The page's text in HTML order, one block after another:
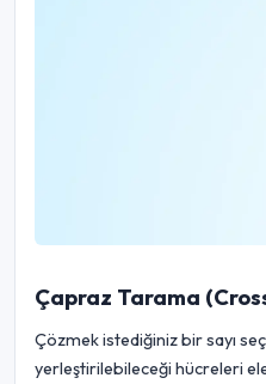
Çapraz Tarama
Çözmek istediğiniz bir sayı
yerleştirilebileceği hücreleri